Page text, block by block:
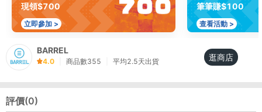
現領$700
立即參加 >
筆筆賺$100
查看活動 >
BARREL
4.0 商品數355 平均2.5天出貨 逛商店
評價(0)